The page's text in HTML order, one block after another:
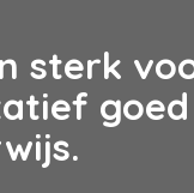
sterk
goed